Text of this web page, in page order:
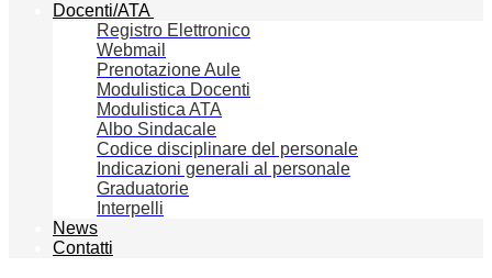
Docenti/ATA
Registro Elettronico
Webmail
Prenotazione Aule
Modulistica Docenti
Modulistica ATA
Albo Sindacale
Codice disciplinare del personale
Indicazioni generali al personale
Graduatorie
Interpelli
News
Contatti